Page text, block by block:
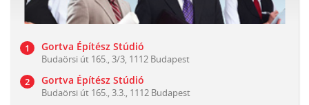
Gortva Építész Stúdió
Budaörsi út 165., 3/3, 1112 Budapest
Gortva Építész Stúdió
Budaörsi út 165., 3.3., 1112 Budapest